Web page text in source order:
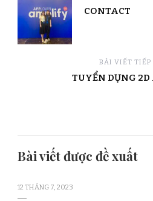
CONTACT
BÀI VIẾT TIẾP
TUYỂN DỤNG 2D
Bài viết được đề xuất
12 THÁNG 7, 2023